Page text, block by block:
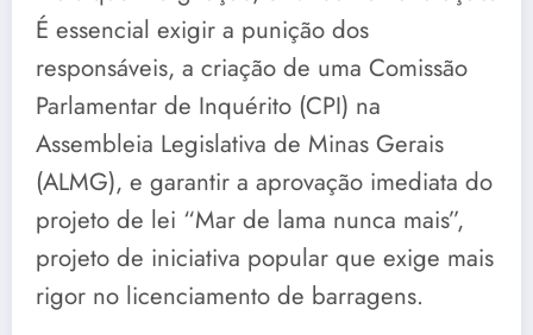
É essencial exigir a punição dos
responsáveis, a criação de uma Comissão
Parlamentar de Inquérito (CPI) na
Assembleia Legislativa de Minas Gerais
(ALMG), e garantir a aprovação imediata do
projeto de lei “Mar de lama nunca mais”,
projeto de iniciativa popular que exige mais
rigor no licenciamento de barragens.